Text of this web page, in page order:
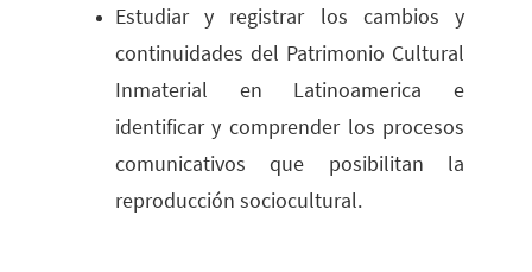
Estudiar y registrar los cambios y
continuidades del Patrimonio Cultural
Inmaterial en Latinoamerica e
identificar y comprender los procesos
comunicativos que posibilitan la
reproducción sociocultural.